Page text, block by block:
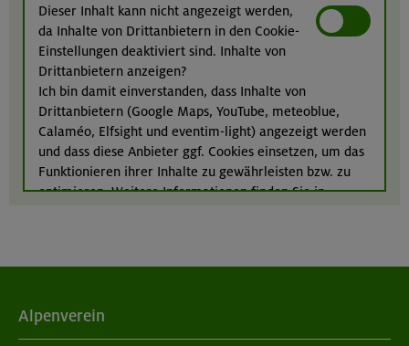
Karwendel
24.-28.08.26
Kinderkletterkurs für Anfänger im Altmühltal
Südlicher Frankenjura
Dieser Inhalt kann nicht angezeigt werden,
da Inhalte von Drittanbietern in den Cookie-
Einstellungen deaktiviert sind. Inhalte von
Drittanbietern anzeigen?
Ich bin damit einverstanden, dass Inhalte von
Drittanbietern (Google Maps, YouTube, meteoblue,
Calaméo, Elfsight und eventim-light) angezeigt werden
und dass diese Anbieter ggf. Cookies einsetzen, um das
Funktionieren ihrer Inhalte zu gewährleisten bzw. zu
optimieren. Weitere Informationen finden Sie in
Alpenverein